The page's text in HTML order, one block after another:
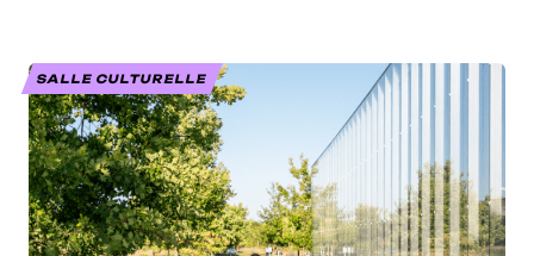
SALLE CULTURELLE